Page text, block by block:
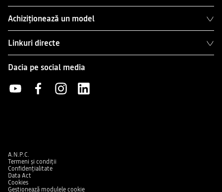
Achiziționează un model
Linkuri directe
Dacia pe social media
A.N.P.C.
Termeni și condiții
Confidențialitate
Data Act
Cookies
Gestionează modulele cookie